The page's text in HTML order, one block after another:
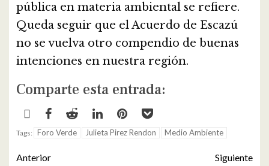
pública en materia ambiental se refiere.
Queda seguir que el Acuerdo de Escazú
no se vuelva otro compendio de buenas
intenciones en nuestra región.
Comparte esta entrada:
Tags: Foro Verde Julieta Pirez Rendon Medio Ambiente
Anterior
Siguiente